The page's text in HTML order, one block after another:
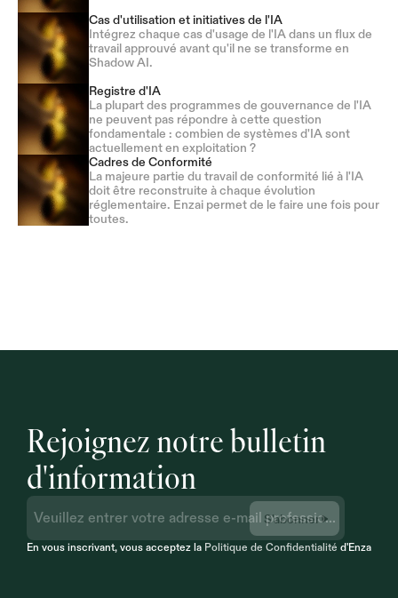
Cas d'utilisation et initiatives de l'IA
Intégrez chaque cas d'usage de l'IA dans un flux de
travail approuvé avant qu'il ne se transforme en
Shadow AI.
Registre d'IA
La plupart des programmes de gouvernance de l'IA
ne peuvent pas répondre à cette question
fondamentale : combien de systèmes d'IA sont
actuellement en exploitation ?
Cadres de Conformité
La majeure partie du travail de conformité lié à l'IA
doit être reconstruite à chaque évolution
réglementaire. Enzai permet de le faire une fois pour
toutes.
Rejoignez notre bulletin
d'information
S'abonner
En vous inscrivant, vous acceptez la Politique de Confidentialité d'Enzai